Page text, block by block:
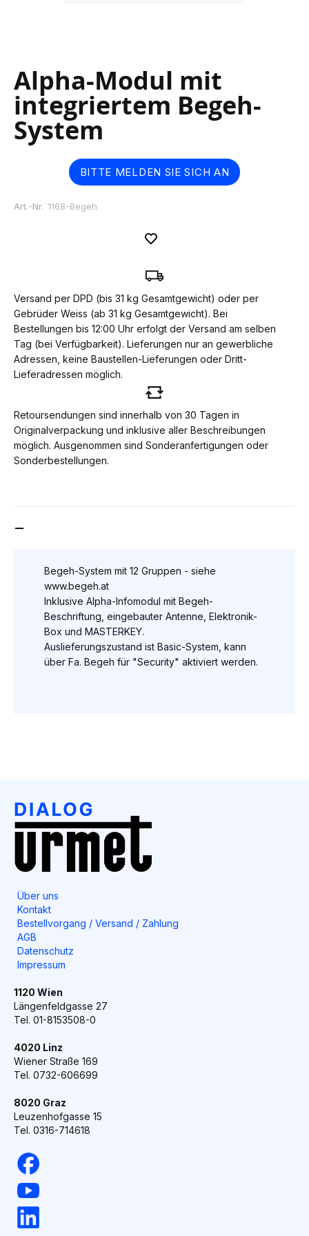
to
the
beginning
of
the
images
Alpha-Modul mit
integriertem Begeh-
System
BITTE MELDEN SIE SICH AN
Art.-Nr. 1168-Begeh
Versand per DPD (bis 31 kg Gesamtgewicht) oder per
Gebrüder Weiss (ab 31 kg Gesamtgewicht). Bei
Bestellungen bis 12:00 Uhr erfolgt der Versand am selben
Tag (bei Verfügbarkeit). Lieferungen nur an gewerbliche
Adressen, keine Baustellen-Lieferungen oder Dritt-
Lieferadressen möglich.
Retoursendungen sind innerhalb von 30 Tagen in
Originalverpackung und inklusive aller Beschreibungen
möglich. Ausgenommen sind Sonderanfertigungen oder
Sonderbestellungen.
Begeh-System mit 12 Gruppen - siehe
www.begeh.at
Inklusive Alpha-Infomodul mit Begeh-
Beschriftung, eingebauter Antenne, Elektronik-
Box und MASTERKEY.
Auslieferungszustand ist Basic-System, kann
über Fa. Begeh für "Security" aktiviert werden.
Über uns
Kontakt
Bestellvorgang / Versand / Zahlung
AGB
Datenschutz
Impressum
1120 Wien
Längenfeldgasse 27
Tel. 01-8153508-0
4020 Linz
Wiener Straße 169
Tel. 0732-606699
8020 Graz
Leuzenhofgasse 15
Tel. 0316-714618